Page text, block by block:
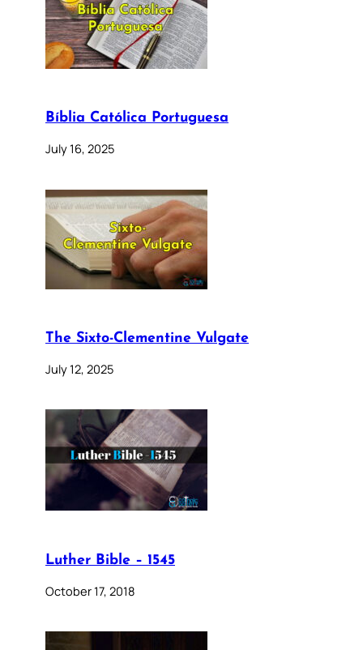
Bíblia Católica Portuguesa
July 16, 2025
The Sixto-Clementine Vulgate
July 12, 2025
Luther Bible – 1545
October 17, 2018